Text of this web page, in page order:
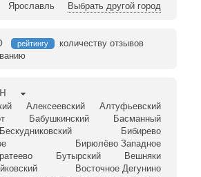
Ярославль Выбрать другой город
рейтингу
количеству отзывов
Алексеевский
Алтуфьевский
Бабушкинский
Басманный
Бескудниковский
Бибирево
Бирюлёво Западное
Бутырский
Вешняки
Восточное Дегунино